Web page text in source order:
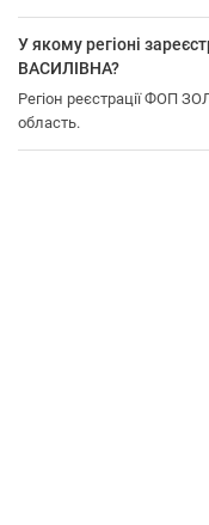
У якому регіоні
ВАСИЛІВНА?
Регіон реєстрації ФОП
область.